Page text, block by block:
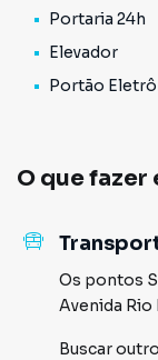
Portaria 24h
Elevador
Portão
O que fazer
Os pontos
Avenida Rio
Buscar